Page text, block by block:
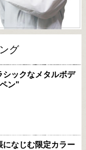
グ
シックなメタルボデ
ン"
になじむ限定カラー